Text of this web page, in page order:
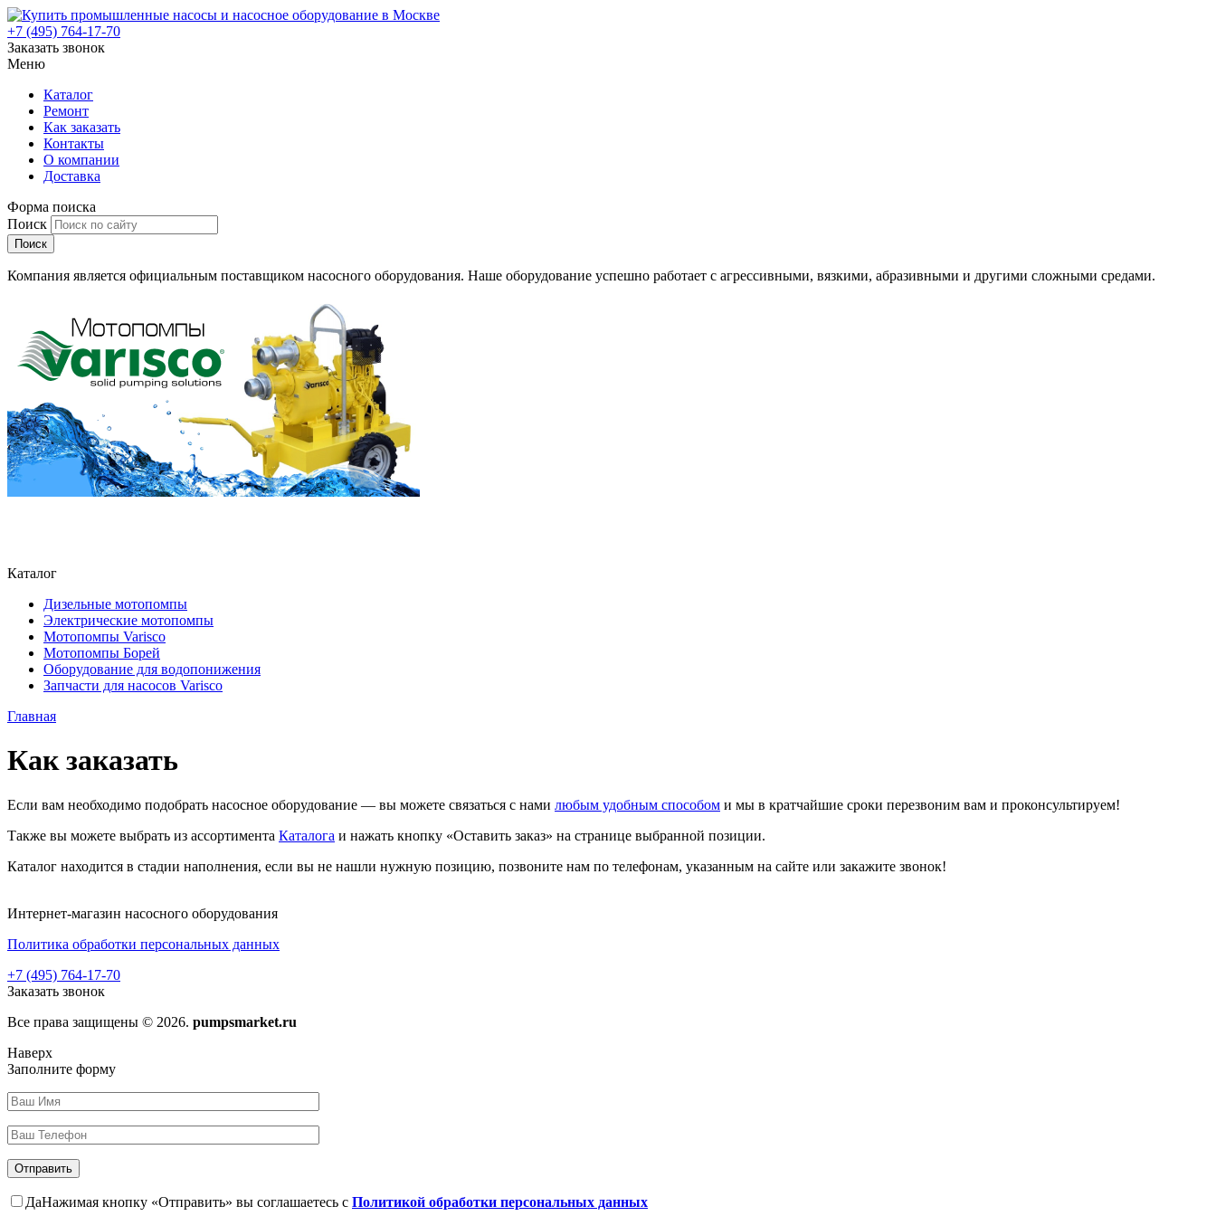
+7 (495) 764-17-70
Заказать звонок
Меню
Каталог
Ремонт
Как заказать
Контакты
О компании
Доставка
Форма поиска
Поиск
Компания является официальным поставщиком насосного оборудования. Наше оборудование успешно работает с агрессивными, вязкими, абразивными и другими сложными средами.
Каталог
Дизельные мотопомпы
Электрические мотопомпы
Мотопомпы Varisco
Мотопомпы Борей
Оборудование для водопонижения
Запчасти для насосов Varisco
Главная
Как заказать
Если вам необходимо подобрать насосное оборудование — вы можете связаться с нами любым удобным способом и мы в кратчайшие сроки перезвоним вам и проконсультируем!
Также вы можете выбрать из ассортимента Каталога и нажать кнопку «Оставить заказ» на странице выбранной позиции.
Каталог находится в стадии наполнения, если вы не нашли нужную позицию, позвоните нам по телефонам, указанным на сайте или закажите звонок!
Интернет-магазин насосного оборудования
Политика обработки персональных данных
+7 (495) 764-17-70
Заказать звонок
Все права защищены © 2026. pumpsmarket.ru
Наверх
Заполните форму
ДаНажимая кнопку «Отправить» вы соглашаетесь с Политикой обработки персональных данных